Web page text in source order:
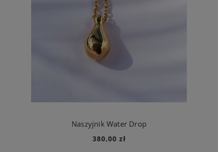
Naszyjnik Water Drop
380,00 zł